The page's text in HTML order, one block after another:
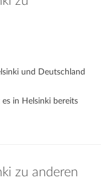
und Deutschland
in Helsinki bereits
zu anderen